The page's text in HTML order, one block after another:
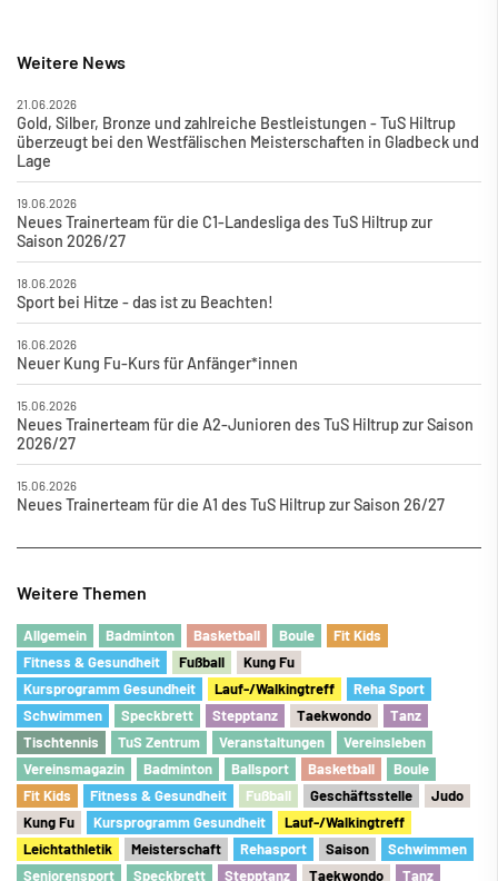
Weitere News
21.06.2026
Gold, Silber, Bronze und zahlreiche Bestleistungen - TuS Hiltrup
überzeugt bei den Westfälischen Meisterschaften in Gladbeck und
Lage
19.06.2026
Neues Trainerteam für die C1-Landesliga des TuS Hiltrup zur
Saison 2026/27
18.06.2026
Sport bei Hitze - das ist zu Beachten!
16.06.2026
Neuer Kung Fu-Kurs für Anfänger*innen
15.06.2026
Neues Trainerteam für die A2-Junioren des TuS Hiltrup zur Saison
2026/27
15.06.2026
Neues Trainerteam für die A1 des TuS Hiltrup zur Saison 26/27
Weitere Themen
Allgemein Badminton Basketball Boule
Fit Kids
Fitness & Gesundheit
Fußball
Kung Fu
Kursprogramm Gesundheit
Lauf-/Walkingtreff
Reha Sport
Schwimmen
Speckbrett Stepptanz Taekwondo
Tanz
Tischtennis
TuS Zentrum Veranstaltungen
Vereinsleben
Vereinsmagazin
Badminton Ballsport Basketball
Boule
Fit Kids
Fitness & Gesundheit Fußball Geschäftsstelle
Judo
Kung Fu
Kursprogramm Gesundheit
Lauf-/Walkingtreff
Leichtathletik
Meisterschaft Rehasport Saison
Schwimmen
Seniorensport
Speckbrett Stepptanz Taekwondo Tanz